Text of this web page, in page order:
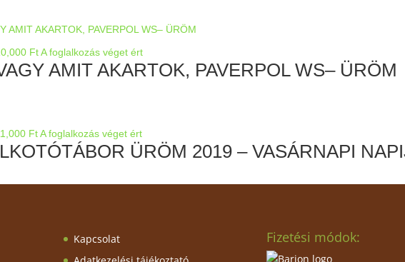
FtA foglalkozás véget ért
AMIT AKARTOK, PAVERPOL WS– ÜRÖM
FtA foglalkozás véget ért
ÜRÖM 2019 – VASÁRNAPI
Kapcsolat
Fizetési módok: